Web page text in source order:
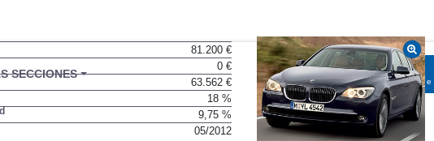
81.200 €
0 €
63.562 €
18 %
9,75 %